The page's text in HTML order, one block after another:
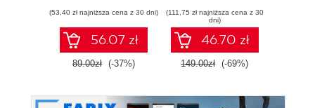
systemami
(53,40 zł najniższa cena z 30 dni)
56.07 zł
89.00zł (-37%)
urządzeń
(111,75 zł najniższa cena z 30
dni)
46.70 zł
149.00zł (-69%)